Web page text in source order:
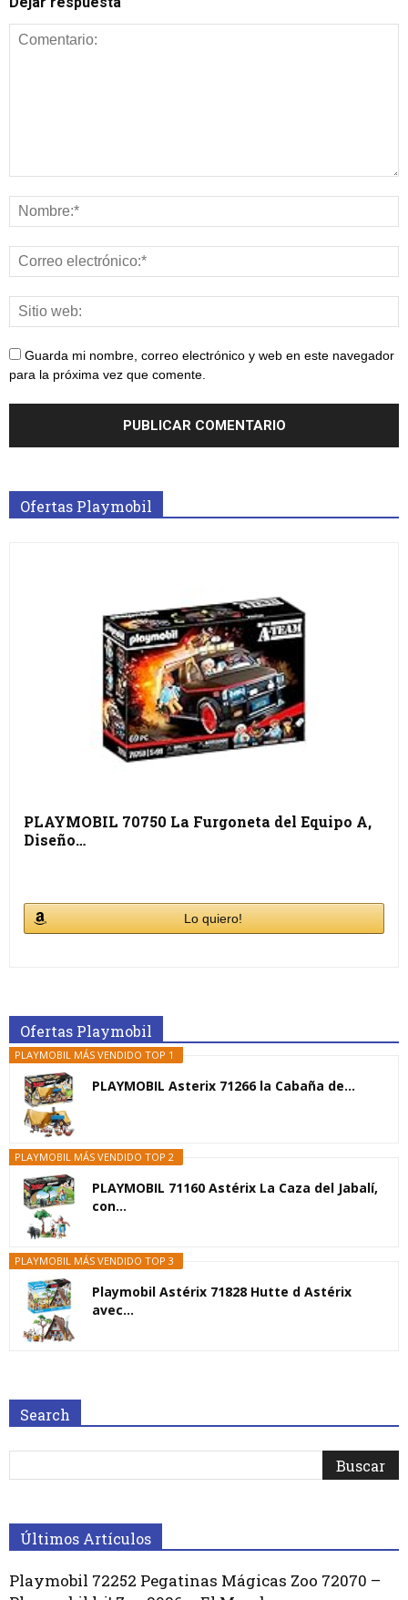
Guarda mi nombre, correo electrónico y web en este navegador
para la próxima vez que comente.
Ofertas Playmobil
PLAYMOBIL 70750 La Furgoneta del Equipo A,
Diseño…
Lo quiero!
Ofertas Playmobil
PLAYMOBIL MÁS VENDIDO TOP 1
PLAYMOBIL Asterix 71266 la Cabaña de...
PLAYMOBIL MÁS VENDIDO TOP 2
PLAYMOBIL 71160 Astérix La Caza del Jabalí,
con...
PLAYMOBIL MÁS VENDIDO TOP 3
Playmobil Astérix 71828 Hutte d Astérix
avec...
Search
Últimos Artículos
Playmobil 72252 Pegatinas Mágicas Zoo 72070 –